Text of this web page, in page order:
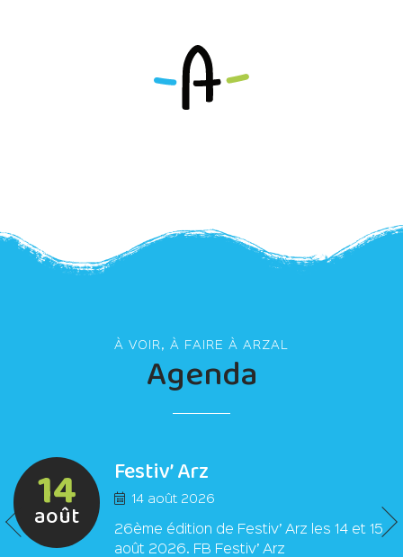
À VOIR, À FAIRE À ARZAL
Agenda
14
août
Festiv’ Arz
14 août 2026
26ème édition de Festiv’ Arz les 14 et 15
août 2026. FB Festiv’ Arz